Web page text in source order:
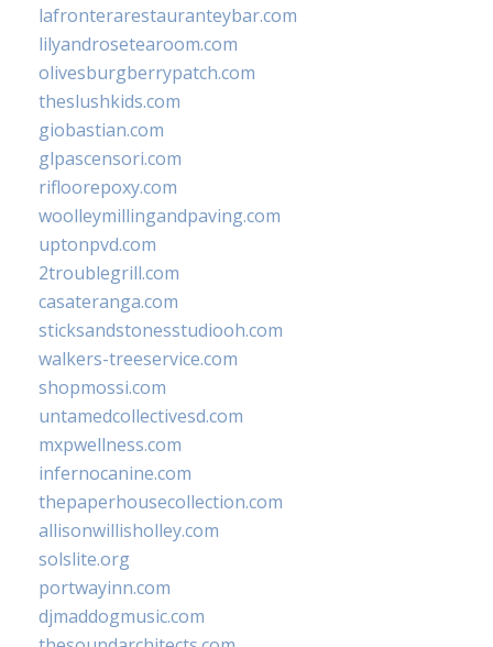
lafronterarestauranteybar.com
lilyandrosetearoom.com
olivesburgberrypatch.com
theslushkids.com
giobastian.com
glpascensori.com
rifloorepoxy.com
woolleymillingandpaving.com
uptonpvd.com
2troublegrill.com
casateranga.com
sticksandstonesstudiooh.com
walkers-treeservice.com
shopmossi.com
untamedcollectivesd.com
mxpwellness.com
infernocanine.com
thepaperhousecollection.com
allisonwillisholley.com
solslite.org
portwayinn.com
djmaddogmusic.com